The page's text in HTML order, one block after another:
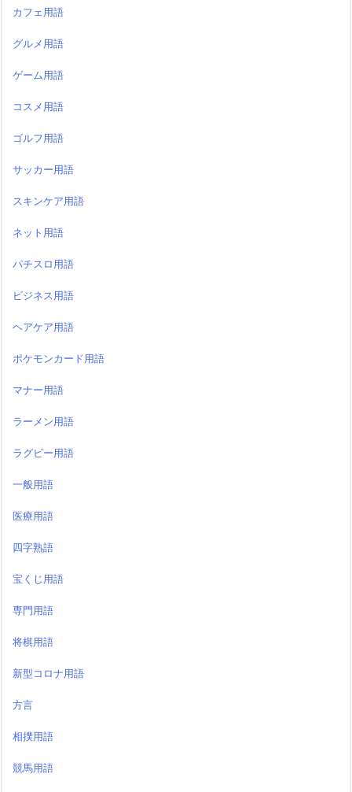
カフェ用語
グルメ用語
ゲーム用語
コスメ用語
ゴルフ用語
サッカー用語
スキンケア用語
ネット用語
パチスロ用語
ビジネス用語
ヘアケア用語
ポケモンカード用語
マナー用語
ラーメン用語
ラグビー用語
一般用語
医療用語
四字熟語
宝くじ用語
専門用語
将棋用語
新型コロナ用語
方言
相撲用語
競馬用語